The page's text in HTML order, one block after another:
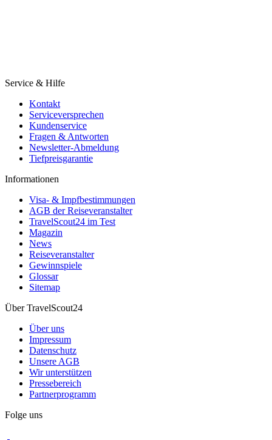
Service & Hilfe
Kontakt
Serviceversprechen
Kundenservice
Fragen & Antworten
Newsletter-Abmeldung
Tiefpreisgarantie
Informationen
Visa- & Impfbestimmungen
AGB der Reiseveranstalter
TravelScout24 im Test
Magazin
News
Reiseveranstalter
Gewinnspiele
Glossar
Sitemap
Über TravelScout24
Über uns
Impressum
Datenschutz
Unsere AGB
Wir unterstützen
Pressebereich
Partnerprogramm
Folge uns